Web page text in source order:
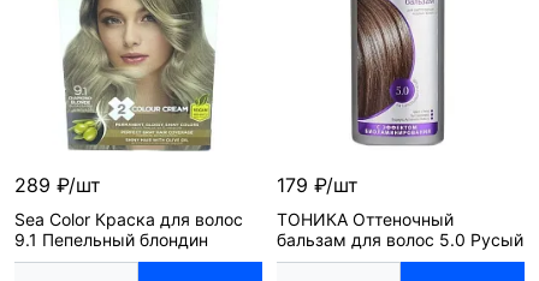
289 ₽/шт
Sea Color Краска для волос
9.1 Пепельный блондин
179 ₽/шт
ТОНИКА Оттеночный
бальзам для волос 5.0 Русый